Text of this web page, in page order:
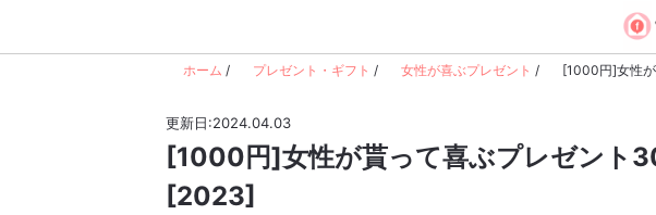
ホーム / プレゼント・ギフト / 女性が喜ぶプレゼント / [1000円]女性
更新日:2024.04.03
[1000円]女性が貰って喜ぶプレゼント
[2023]